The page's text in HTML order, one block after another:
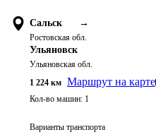
Сальск →
Ростовская обл.
Ульяновск
Ульяновская обл.
1 224 км Маршрут на карте
Кол-во машин: 1
Варианты транспорта